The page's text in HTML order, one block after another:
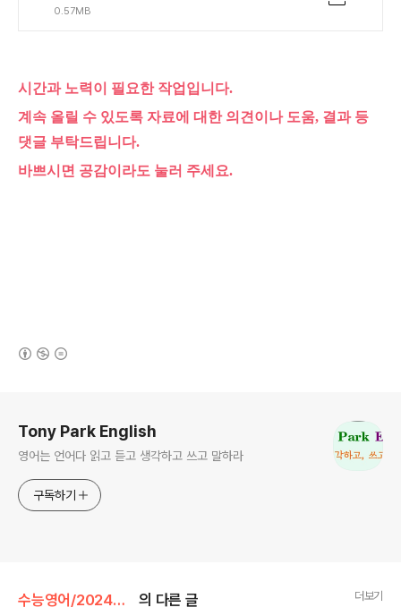
0.57MB
시간과 노력이 필요한 작업입니다.
계속 올릴 수 있도록 자료에 대한 의견이나 도움, 결과 등
댓글 부탁드립니다.
바쁘시면 공감이라도 눌러 주세요.
Tony Park English
영어는 언어다 읽고 듣고 생각하고 쓰고 말하라
구독하기
수능영어/2024년 전국연합 학력평가 영어 의 다른 글 더보기